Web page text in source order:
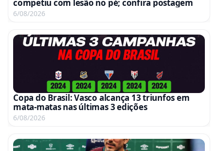
competiu com lesão no pé; confira postagem
6/08/2026
Copa do Brasil: Vasco alcança 13 triunfos em
mata-matas nas últimas 3 edições
6/08/2026